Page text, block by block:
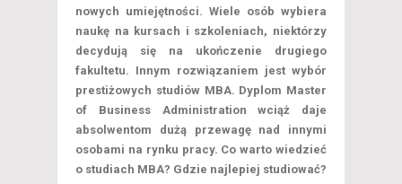
nowych umiejętności. Wiele osób wybiera
naukę na kursach i szkoleniach, niektórzy
decydują się na ukończenie drugiego
fakultetu. Innym rozwiązaniem jest wybór
prestiżowych studiów MBA. Dyplom Master
of Business Administration wciąż daje
absolwentom dużą przewagę nad innymi
osobami na rynku pracy. Co warto wiedzieć
o studiach MBA? Gdzie najlepiej studiować?